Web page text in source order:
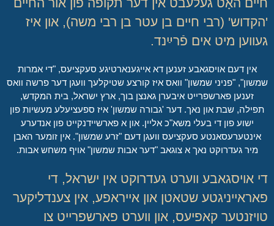
חיים האָט געלעבט אין דער תקופה פֿון אור החיים
'הקדוש' (רבי חיים בן עטר בן רבי משה), און איז
געווען מיט אים פֿרײַנד.
אין דעם אויסגאבע זענען דא אייגענארטיגע סעקציעס, "די אמרות
שמשון", "פניני שמשון" וואס איז קורצע שטיקלעך וועגן דער פרשה וואס
זענען פארשפרייט איבערן גאנצן בוך, ארץ ישראל, בית המקדש,
תפילה, שבת און נאך. דער 'גבורה שמשון' איז ספעציעלע מעשיות פון
ישוע פון די בעלי משא"כ אליין. און א פארשיידנקייט פון אנדערע
אינטערעסאנטע סעקציעס וועגן דעם "זרע שמשון". אין זומער האבן
מיר געדרוקט נאך א צוגאב "דער אבות שמשון" אויף משחש אבות.
די אויסגאבע ווערט געדרוקט אין ישראל, די
פאראייניגטע שטאטן און אייראפע, אין צענדליקער
טויזנטער קאפיעס, און ווערט פארשפרייט צו